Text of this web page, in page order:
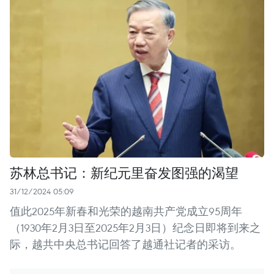
苏林总书记：新纪元里奋发图强的渴望
31/12/2024 05:09
值此2025年新春和光荣的越南共产党成立95周年
（1930年2月3日至2025年2月3日）纪念日即将到来之
际，越共中央总书记回答了越通社记者的采访。